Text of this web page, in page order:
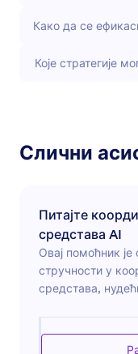
Како да се
Које стратегије
Слични
Питајте
средстава AI
Овај помоћник
стручности у
средстава,
неговању